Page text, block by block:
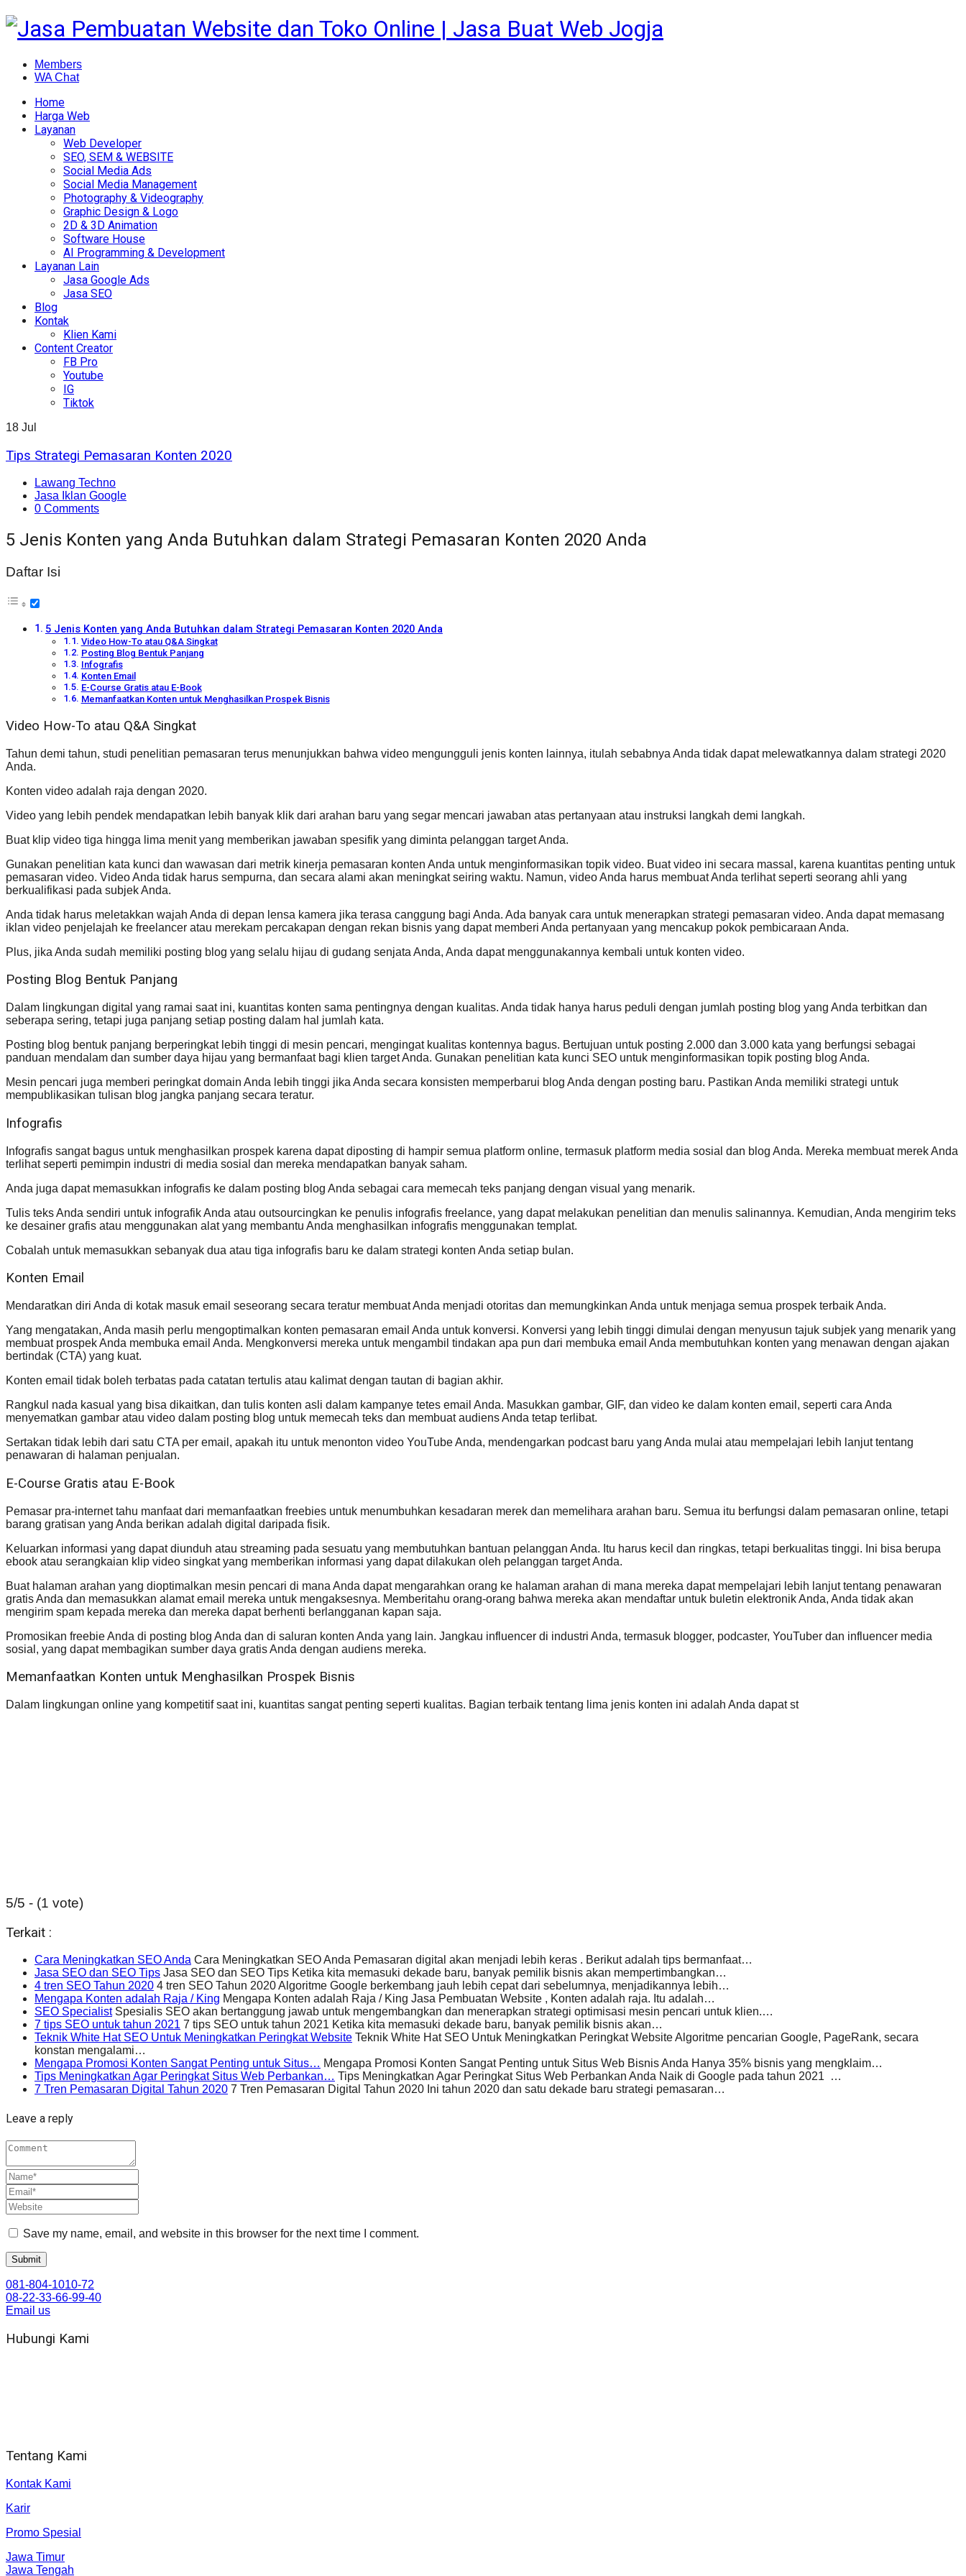
Members
WA Chat
Home
Harga Web
Layanan
Web Developer
SEO, SEM & WEBSITE
Social Media Ads
Social Media Management
Photography & Videography
Graphic Design & Logo
2D & 3D Animation
Software House
AI Programming & Development
Layanan Lain
Jasa Google Ads
Jasa SEO
Blog
Kontak
Klien Kami
Content Creator
FB Pro
Youtube
IG
Tiktok
18 Jul
Tips Strategi Pemasaran Konten 2020
Lawang Techno
Jasa Iklan Google
0 Comments
5 Jenis Konten yang Anda Butuhkan dalam Strategi Pemasaran Konten 2020 Anda
Daftar Isi
5 Jenis Konten yang Anda Butuhkan dalam Strategi Pemasaran Konten 2020 Anda
Video How-To atau Q&A Singkat
Posting Blog Bentuk Panjang
Infografis
Konten Email
E-Course Gratis atau E-Book
Memanfaatkan Konten untuk Menghasilkan Prospek Bisnis
Video How-To atau Q&A Singkat
Tahun demi tahun, studi penelitian pemasaran terus menunjukkan bahwa video mengungguli jenis konten lainnya, itulah sebabnya Anda tidak dapat melewatkannya dalam strategi 2020
Anda.
Konten video adalah raja dengan 2020.
Video yang lebih pendek mendapatkan lebih banyak klik dari arahan baru yang segar mencari jawaban atas pertanyaan atau instruksi langkah demi langkah.
Buat klip video tiga hingga lima menit yang memberikan jawaban spesifik yang diminta pelanggan target Anda.
Gunakan penelitian kata kunci dan wawasan dari metrik kinerja pemasaran konten Anda untuk menginformasikan topik video. Buat video ini secara massal, karena kuantitas penting untuk
pemasaran video. Video Anda tidak harus sempurna, dan secara alami akan meningkat seiring waktu. Namun, video Anda harus membuat Anda terlihat seperti seorang ahli yang
berkualifikasi pada subjek Anda.
Anda tidak harus meletakkan wajah Anda di depan lensa kamera jika terasa canggung bagi Anda. Ada banyak cara untuk menerapkan strategi pemasaran video. Anda dapat memasang
iklan video penjelajah ke freelancer atau merekam percakapan dengan rekan bisnis yang dapat memberi Anda pertanyaan yang mencakup pokok pembicaraan Anda.
Plus, jika Anda sudah memiliki posting blog yang selalu hijau di gudang senjata Anda, Anda dapat menggunakannya kembali untuk konten video.
Posting Blog Bentuk Panjang
Dalam lingkungan digital yang ramai saat ini, kuantitas konten sama pentingnya dengan kualitas. Anda tidak hanya harus peduli dengan jumlah posting blog yang Anda terbitkan dan
seberapa sering, tetapi juga panjang setiap posting dalam hal jumlah kata.
Posting blog bentuk panjang berperingkat lebih tinggi di mesin pencari, mengingat kualitas kontennya bagus. Bertujuan untuk posting 2.000 dan 3.000 kata yang berfungsi sebagai
panduan mendalam dan sumber daya hijau yang bermanfaat bagi klien target Anda. Gunakan penelitian kata kunci SEO untuk menginformasikan topik posting blog Anda.
Mesin pencari juga memberi peringkat domain Anda lebih tinggi jika Anda secara konsisten memperbarui blog Anda dengan posting baru. Pastikan Anda memiliki strategi untuk
mempublikasikan tulisan blog jangka panjang secara teratur.
Infografis
Infografis sangat bagus untuk menghasilkan prospek karena dapat diposting di hampir semua platform online, termasuk platform media sosial dan blog Anda. Mereka membuat merek Anda
terlihat seperti pemimpin industri di media sosial dan mereka mendapatkan banyak saham.
Anda juga dapat memasukkan infografis ke dalam posting blog Anda sebagai cara memecah teks panjang dengan visual yang menarik.
Tulis teks Anda sendiri untuk infografik Anda atau outsourcingkan ke penulis infografis freelance, yang dapat melakukan penelitian dan menulis salinannya. Kemudian, Anda mengirim teks
ke desainer grafis atau menggunakan alat yang membantu Anda menghasilkan infografis menggunakan templat.
Cobalah untuk memasukkan sebanyak dua atau tiga infografis baru ke dalam strategi konten Anda setiap bulan.
Konten Email
Mendaratkan diri Anda di kotak masuk email seseorang secara teratur membuat Anda menjadi otoritas dan memungkinkan Anda untuk menjaga semua prospek terbaik Anda.
Yang mengatakan, Anda masih perlu mengoptimalkan konten pemasaran email Anda untuk konversi. Konversi yang lebih tinggi dimulai dengan menyusun tajuk subjek yang menarik yang
membuat prospek Anda membuka email Anda. Mengkonversi mereka untuk mengambil tindakan apa pun dari membuka email Anda membutuhkan konten yang menawan dengan ajakan
bertindak (CTA) yang kuat.
Konten email tidak boleh terbatas pada catatan tertulis atau kalimat dengan tautan di bagian akhir.
Rangkul nada kasual yang bisa dikaitkan, dan tulis konten asli dalam kampanye tetes email Anda. Masukkan gambar, GIF, dan video ke dalam konten email, seperti cara Anda
menyematkan gambar atau video dalam posting blog untuk memecah teks dan membuat audiens Anda tetap terlibat.
Sertakan tidak lebih dari satu CTA per email, apakah itu untuk menonton video YouTube Anda, mendengarkan podcast baru yang Anda mulai atau mempelajari lebih lanjut tentang
penawaran di halaman penjualan.
E-Course Gratis atau E-Book
Pemasar pra-internet tahu manfaat dari memanfaatkan freebies untuk menumbuhkan kesadaran merek dan memelihara arahan baru. Semua itu berfungsi dalam pemasaran online, tetapi
barang gratisan yang Anda berikan adalah digital daripada fisik.
Keluarkan informasi yang dapat diunduh atau streaming pada sesuatu yang membutuhkan bantuan pelanggan Anda. Itu harus kecil dan ringkas, tetapi berkualitas tinggi. Ini bisa berupa
ebook atau serangkaian klip video singkat yang memberikan informasi yang dapat dilakukan oleh pelanggan target Anda.
Buat halaman arahan yang dioptimalkan mesin pencari di mana Anda dapat mengarahkan orang ke halaman arahan di mana mereka dapat mempelajari lebih lanjut tentang penawaran
gratis Anda dan memasukkan alamat email mereka untuk mengaksesnya. Memberitahu orang-orang bahwa mereka akan mendaftar untuk buletin elektronik Anda, Anda tidak akan
mengirim spam kepada mereka dan mereka dapat berhenti berlangganan kapan saja.
Promosikan freebie Anda di posting blog Anda dan di saluran konten Anda yang lain. Jangkau influencer di industri Anda, termasuk blogger, podcaster, YouTuber dan influencer media
sosial, yang dapat membagikan sumber daya gratis Anda dengan audiens mereka.
Memanfaatkan Konten untuk Menghasilkan Prospek Bisnis
Dalam lingkungan online yang kompetitif saat ini, kuantitas sangat penting seperti kualitas. Bagian terbaik tentang lima jenis konten ini adalah Anda dapat st
5/5 - (1 vote)
Terkait :
Cara Meningkatkan SEO Anda Cara Meningkatkan SEO Anda Pemasaran digital akan menjadi lebih keras . Berikut adalah tips bermanfaat…
Jasa SEO dan SEO Tips Jasa SEO dan SEO Tips Ketika kita memasuki dekade baru, banyak pemilik bisnis akan mempertimbangkan…
4 tren SEO Tahun 2020 4 tren SEO Tahun 2020 Algoritme Google berkembang jauh lebih cepat dari sebelumnya, menjadikannya lebih…
Mengapa Konten adalah Raja / King Mengapa Konten adalah Raja / King Jasa Pembuatan Website , Konten adalah raja. Itu adalah…
SEO SpecialistSpesialis SEO akan bertanggung jawab untuk mengembangkan dan menerapkan strategi optimisasi mesin pencari untuk klien.…
7 tips SEO untuk tahun 2021 7 tips SEO untuk tahun 2021 Ketika kita memasuki dekade baru, banyak pemilik bisnis akan…
Teknik White Hat SEO Untuk Meningkatkan Peringkat Website Teknik White Hat SEO Untuk Meningkatkan Peringkat Website Algoritme pencarian Google, PageRank, secara
konstan mengalami…
Mengapa Promosi Konten Sangat Penting untuk Situs… Mengapa Promosi Konten Sangat Penting untuk Situs Web Bisnis Anda Hanya 35% bisnis yang mengklaim…
Tips Meningkatkan Agar Peringkat Situs Web Perbankan… Tips Meningkatkan Agar Peringkat Situs Web Perbankan Anda Naik di Google pada tahun 2021 …
7 Tren Pemasaran Digital Tahun 2020 7 Tren Pemasaran Digital Tahun 2020 Ini tahun 2020 dan satu dekade baru strategi pemasaran…
Leave a reply
Save my name, email, and website in this browser for the next time I comment.
081-804-1010-72
08-22-33-66-99-40
Email us
Hubungi Kami
Tentang Kami
Kontak Kami
Karir
Promo Spesial
Jawa Timur
Jawa Tengah